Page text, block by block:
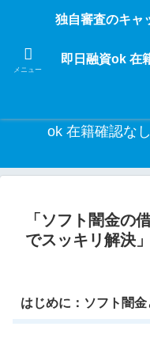
独自審査のフリーローンならビ
な入用があっても安心！融資率
日返済の１ヶ
独自審査のキャッ
ok 在籍確認な
「ソフト闇金の
でスッキリ解決」
はじめに：ソフト闇金
メニュー
独自審査のキャ
即日融資ok 在